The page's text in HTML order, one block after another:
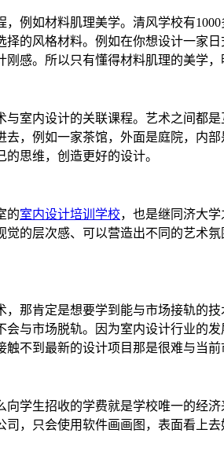
，例如材料肌理美学。清风学校有
的风格材料。例如在你想设计一家
感。所以只有懂得材料肌理的美学
室内设计的关联课程。艺术之间都
，例如一家茶馆，外面是庭院，内
思维，创造更好的设计。
的室内设计培训学校，也是继同济大
的层次感、可以营造出不同的艺术
那肯定是想要学到能与市场接轨的
与市场脱轨。因为室内设计行业的
不到最新的设计项目那是很难与当前
学生招收的学费就是学校唯一的经
，只会使用软件画画图，表面看上